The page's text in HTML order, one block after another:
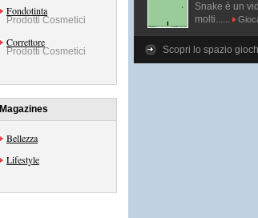
Fondotinta
Prodotti Cosmetici
Correttore
Prodotti Cosmetici
Magazines
Bellezza
Lifestyle
Snake è un
molti......
Scopri lo spazio